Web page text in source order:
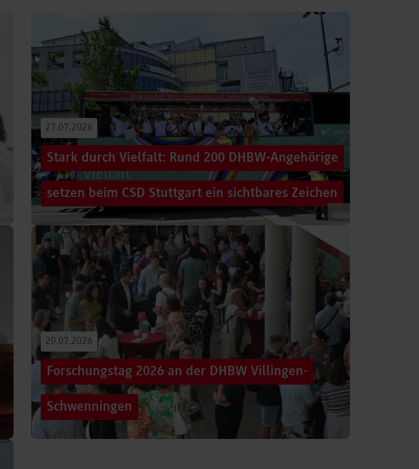
27.07.2026
Stark durch Vielfalt: Rund 200 DHBW-Angehörige
setzen beim CSD Stuttgart ein sichtbares Zeichen
Hunderttausende Menschen säumten am Samstag die Straßen der
Stuttgarter Innenstadt. Mitten im farbenfrohen Zug: ein eigener DHBW-
Truck, eine große…
Beitrag lesen
20.07.2026
Forschungstag 2026 an der DHBW Villingen-
Schwenningen
Grenzen überschreiten – und dennoch eine Verbindung schaffen, mit